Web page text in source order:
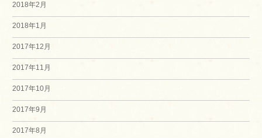
2018年2月
2018年1月
2017年12月
2017年11月
2017年10月
2017年9月
2017年8月